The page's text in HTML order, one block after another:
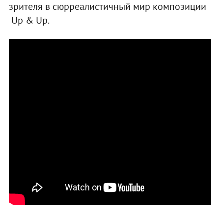
зрителя в сюрреалистичный мир композиции
Up & Up.